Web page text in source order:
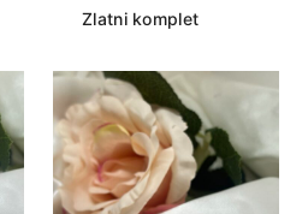
Zlatni komplet